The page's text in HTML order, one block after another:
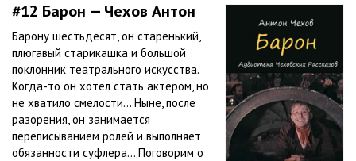
#12 Барон — Чехов Антон
Барону шестьдесят, он старенький,
плюгавый старикашка и большой
поклонник театрального искусства.
Когда-то он хотел стать актером, но
не хватило смелости… Ныне, после
разорения, он занимается
переписыванием ролей и выполняет
обязанности суфлера… Поговорим о